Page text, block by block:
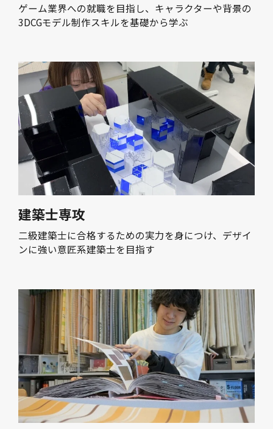
ゲーム業界への就職を目指し、キャラクターや背景の
3DCGモデル制作スキルを基礎から学ぶ
建築士専攻
二級建築士に合格するための実力を身につけ、デザイ
ンに強い意匠系建築士を目指す